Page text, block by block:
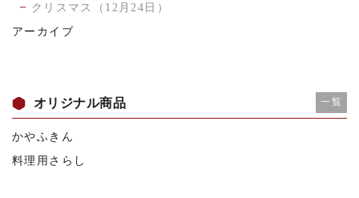
クリスマス（12月24日）
アーカイブ
オリジナル商品 一覧
かやふきん
料理用さらし